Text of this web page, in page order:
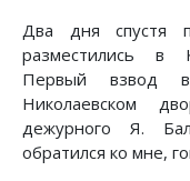
Два дня спустя
разместились в
Первый взвод
Николаевском
дежурного Я.
обратился ко мне,